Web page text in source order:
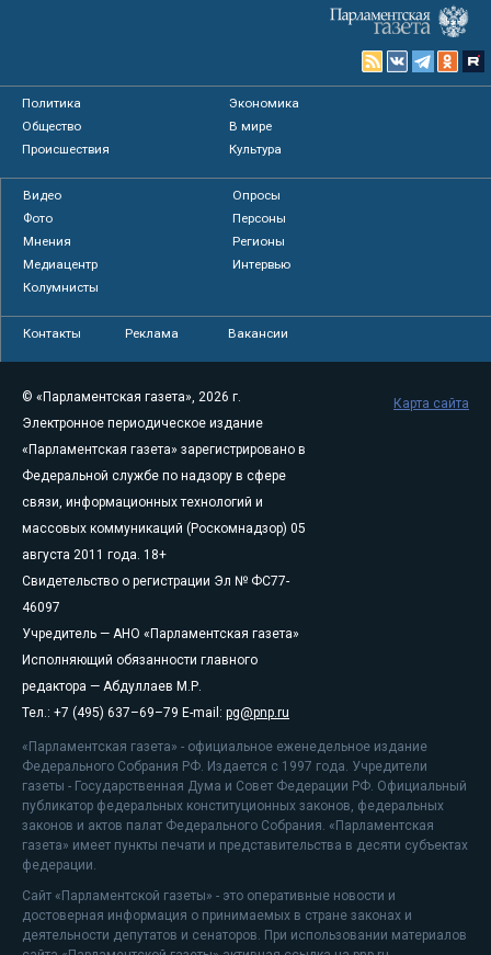
Политика
Экономика
Общество
В мире
Происшествия
Культура
Видео
Опросы
Фото
Персоны
Мнения
Регионы
Медиацентр
Интервью
Колумнисты
Контакты Реклама Вакансии
© «Парламентская газета», 2026 г.
Электронное периодическое издание
«Парламентская газета» зарегистрировано в
Федеральной службе по надзору в сфере
связи, информационных технологий и
массовых коммуникаций (Роскомнадзор) 05
августа 2011 года. 18+
Свидетельство о регистрации Эл № ФС77-
46097
Учредитель — АНО «Парламентская газета»
Исполняющий обязанности главного
редактора — Абдуллаев М.Р.
Тел.: +7 (495) 637–69–79 E-mail: pg@pnp.ru
«Парламентская газета» - официальное еженедельное издание
Федерального Собрания РФ. Издается с 1997 года. Учредители
газеты - Государственная Дума и Совет Федерации РФ. Официальный
публикатор федеральных конституционных законов, федеральных
законов и актов палат Федерального Собрания. «Парламентская
газета» имеет пункты печати и представительства в десяти субъектах
федерации.
Сайт «Парламентской газеты» - это оперативные новости и
достоверная информация о принимаемых в стране законах и
деятельности депутатов и сенаторов. При использовании материалов
Карта сайта